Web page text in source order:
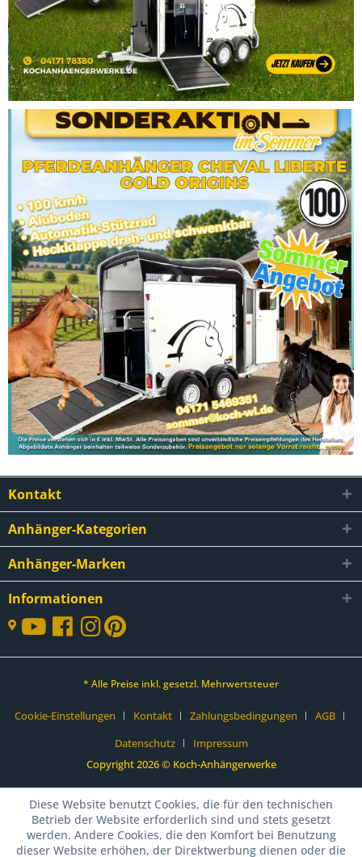
Kontakt
Anhänger-Kategorien
Anhänger-Marken
Informationen
* Alle Preise inkl. gesetzl. Mehrwertsteuer
Cookie-Einstellungen Kontakt Zahlungsbedingungen
AGB
Datenschutz
Impressum
Copyright 2026 © Koch-Anhängerwerke
Diese Website benutzt Cookies, die für den technischen
Betrieb der Website erforderlich sind und stets gesetzt
werden. Andere Cookies, die den Komfort bei Benutzung
dieser Website erhöhen, der Direktwerbung dienen oder die